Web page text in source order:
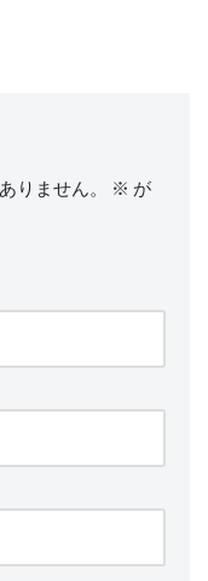
りません。 ※ が